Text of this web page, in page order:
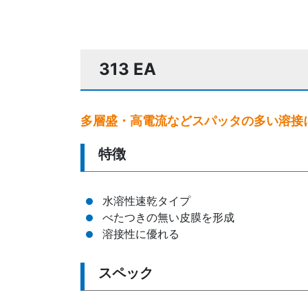
313 EA
多層盛・高電流などスパッタの多い溶接
特徴
水溶性速乾タイプ
べたつきの無い皮膜を形成
溶接性に優れる
スペック